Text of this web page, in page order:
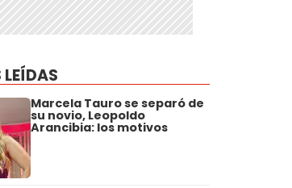
Marcela Tauro se separó de
su novio, Leopoldo
Arancibia: los motivos